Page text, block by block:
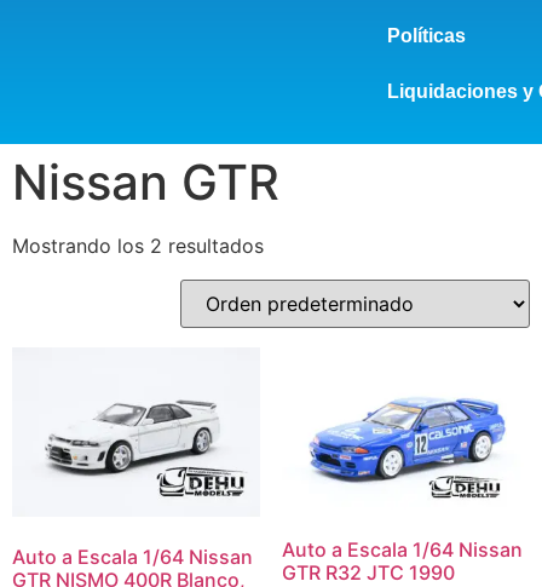
Políticas
Liquidaciones y
Nissan GTR
Mostrando los 2 resultados
Auto a Escala 1/64 Nissan
GTR NISMO 400R Blanco,
Auto a Escala 1/64 Nissan
GTR R32 JTC 1990